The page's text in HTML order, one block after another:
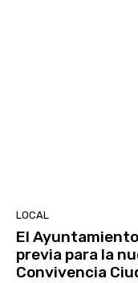
LOCAL
El
previa para la
Convivencia